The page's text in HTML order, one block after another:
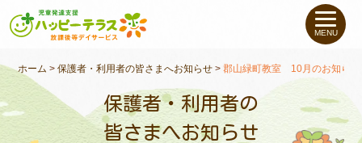
私たちについて
未就学のお子さま（０〜６才）
小学生〜高校生の お子さま
MENU
ホーム >保護者・利用者の皆さまへお知らせ >郡山緑町教室 10月のお知らせ
保護者・利用者の
皆さまへお知らせ